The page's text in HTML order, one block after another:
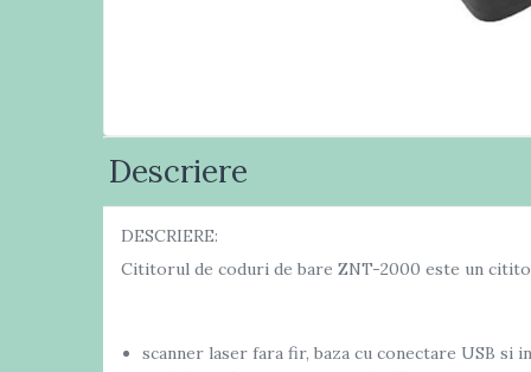
Imprimante termice
Scannere documente
Cititoare coduri bare & Terminale
Cititoare coduri bare fixe
Descriere
DESCRIERE:
Cititorul de coduri de bare ZNT-2000 este un
scanner laser fara fir, baza cu conectare USB si